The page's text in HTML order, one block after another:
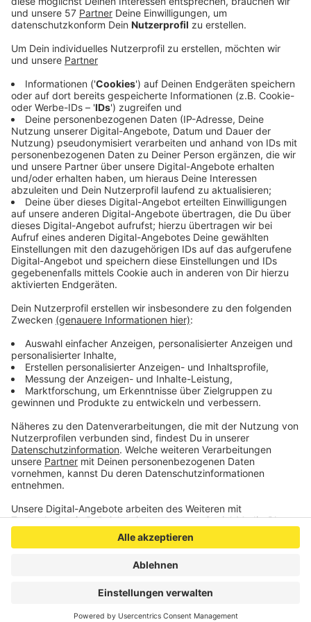
Die Finanzkontrolle Schwarzarbeit des Aachener
Hauptzollamts hat sich am letzten Mittwoch an einer
der Region 76 Baustellen überprüft.
Bei den Einsätzen ging es um die Einhaltung
sozialversicherungsrechtlicher Pflichten und des
Mindestlohns sowie die Aufdeckung von illegaler
Beschäftigung, Scheinselbstständigkeit und
Leistungsbetrug.
44 Zöllner sind dazu hier Stadtgebiet Aachen sowie in
den Kreisen Heinsberg, Düren und Euskirchen
unterwegs gewesen und haben 179 Personen zu ihren
Beschäftigungsverhältnissen befragt und vor Ort 10
Geschäftsunterlagen bei Arbeitgebern geprüft.
Neunmal sind Strafverfahren eingeleitet worden
wegen illegalen Aufenthalts, zwei Strafverfahren
gegen Arbeitgeber wegen Beihilfe zum illegalen
Aufenthalt. Weil nicht alle Sachverhalte vor Ort
geklärt werden konnten, schließen sich jetzt im
Nachgang weitere Prüfungen und Ermittlungen an.
Anzeige
Anzeige